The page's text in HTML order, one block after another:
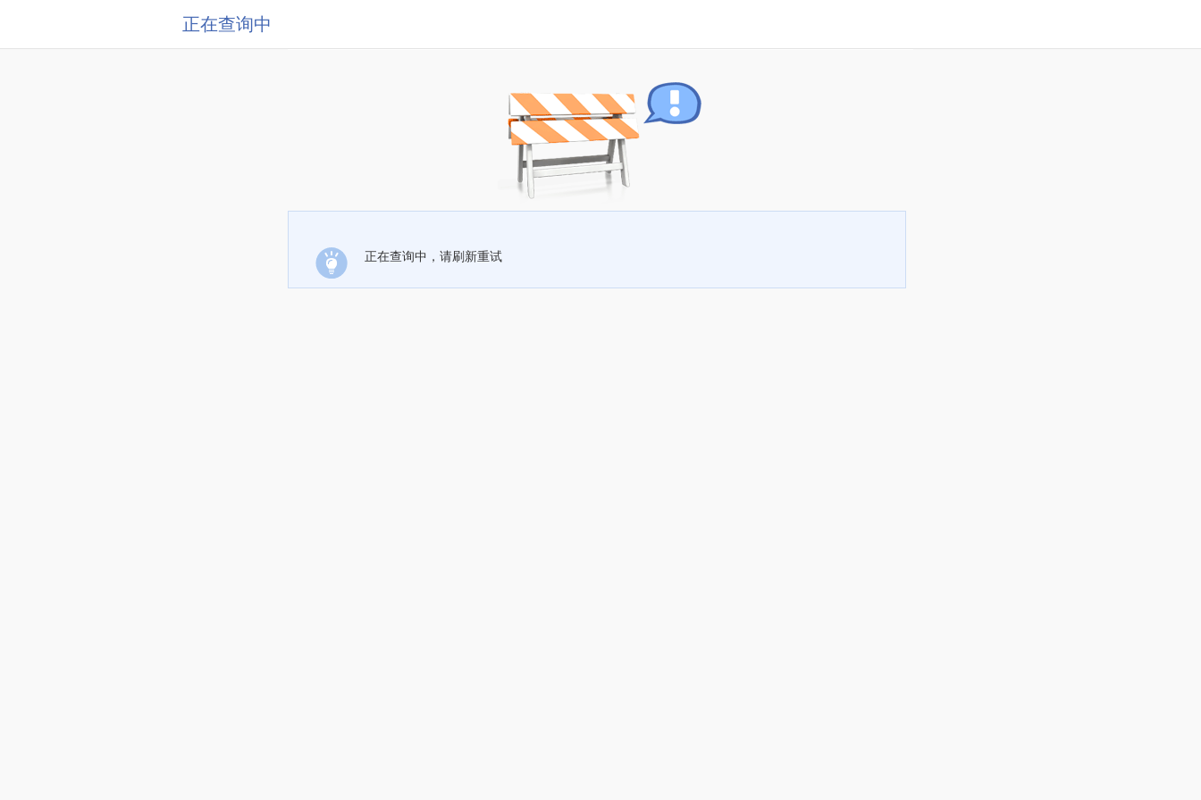
正在查询中
正在查询中，请刷新重试